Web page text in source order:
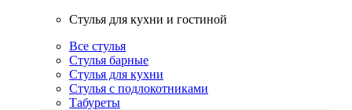
Стулья для кухни и гостиной
Все стулья
Стулья барные
Стулья для кухни
Стулья с подлокотниками
Табуреты